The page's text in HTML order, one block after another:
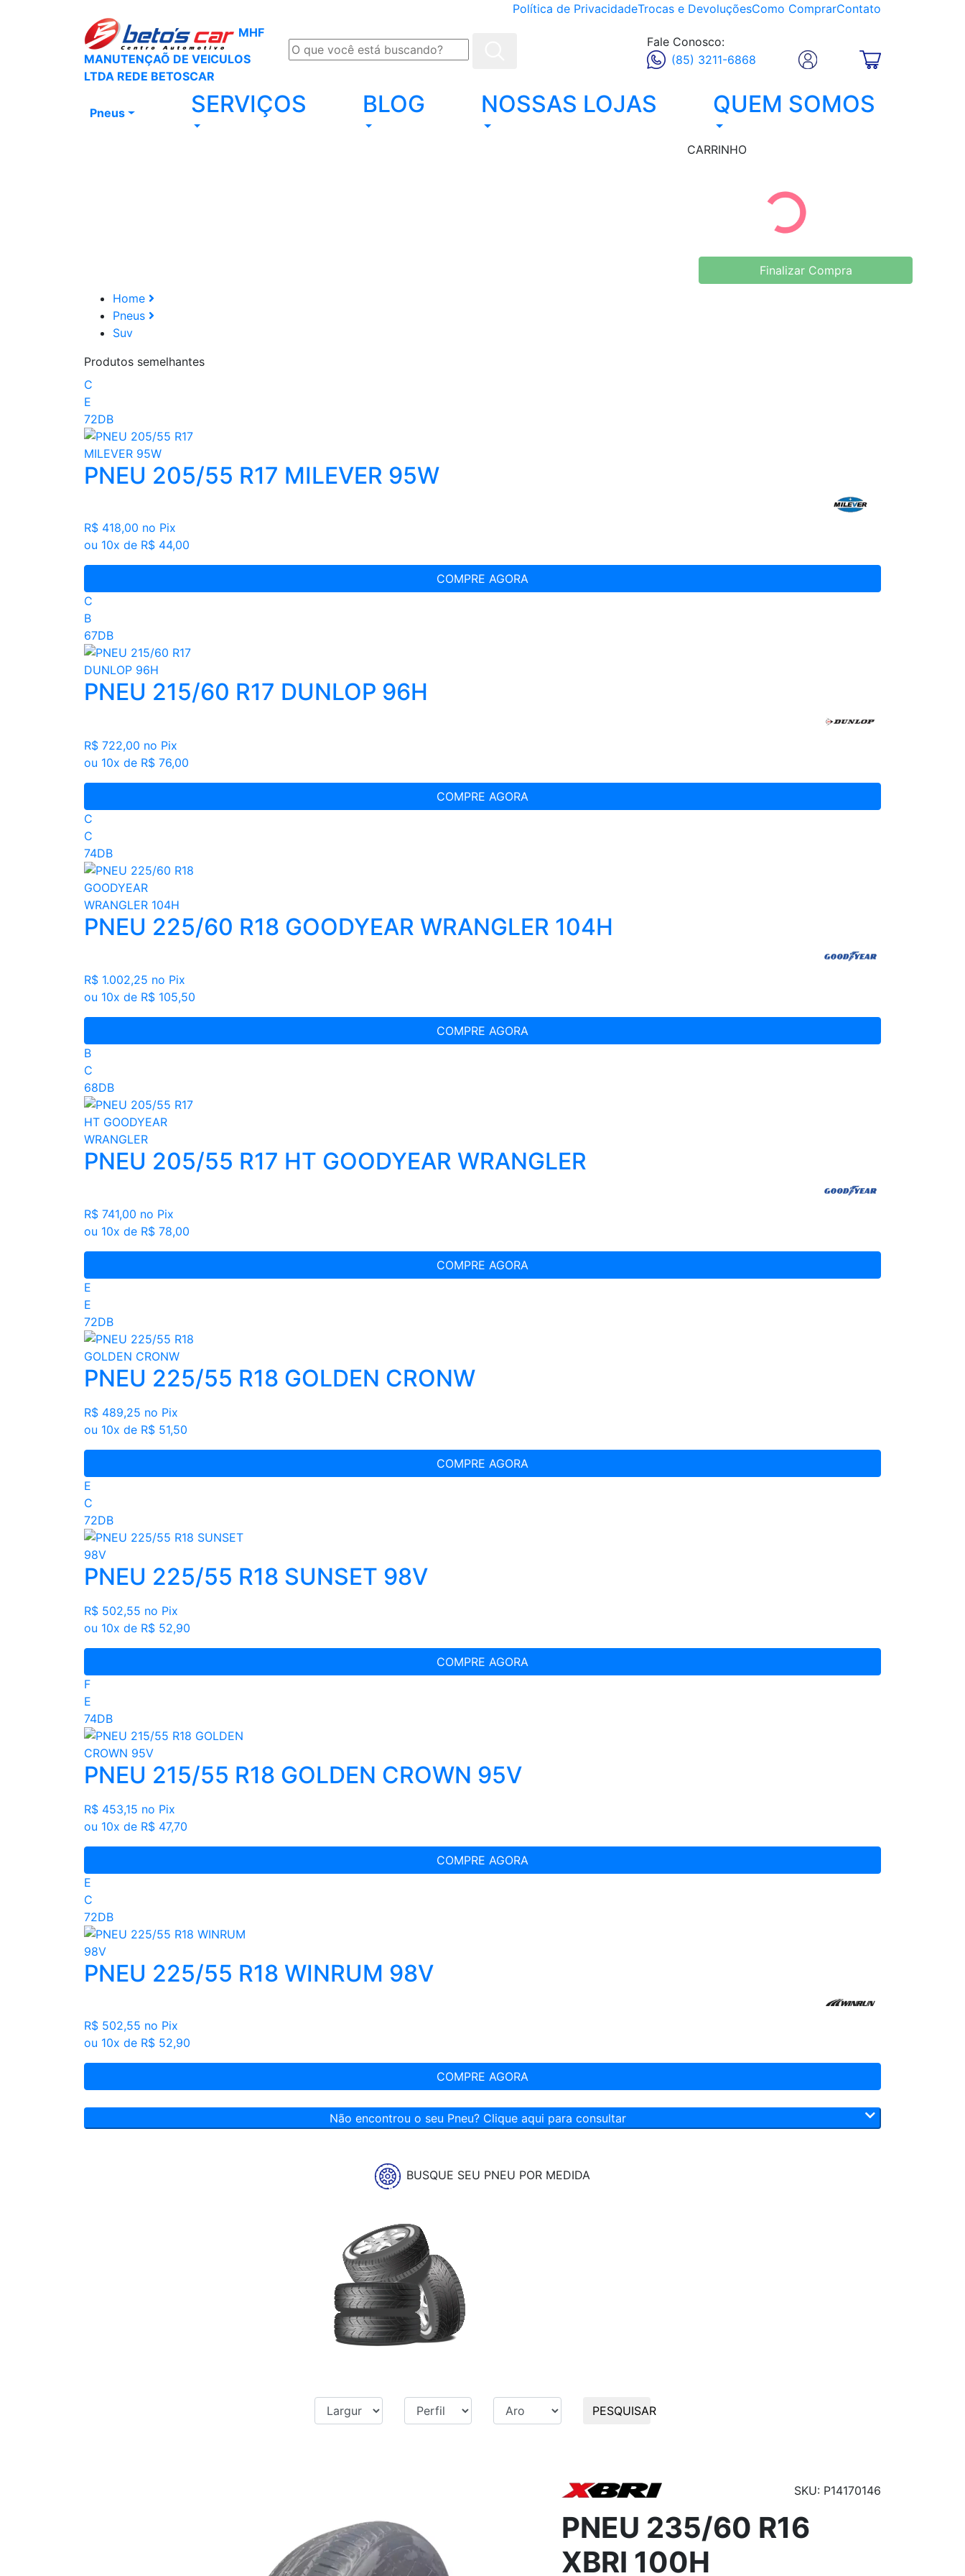
Política de PrivacidadeTrocas e DevoluçõesComo ComprarContato
MHF
MANUTENÇAÕ DE VEICULOS
LTDA REDE BETOSCAR
Fale Conosco:
(85) 3211-6868
Pneus SERVIÇOS BLOG NOSSAS LOJAS QUEM SOMOS
CARRINHO
Finalizar Compra
Home
Pneus
Suv
Produtos semelhantes
C
E
72DB
PNEU 205/55 R17 MILEVER 95W
R$ 418,00 no Pix
ou 10x de R$ 44,00
COMPRE AGORA
C
B
67DB
PNEU 215/60 R17 DUNLOP 96H
R$ 722,00 no Pix
ou 10x de R$ 76,00
COMPRE AGORA
C
C
74DB
PNEU 225/60 R18 GOODYEAR WRANGLER 104H
R$ 1.002,25 no Pix
ou 10x de R$ 105,50
COMPRE AGORA
B
C
68DB
PNEU 205/55 R17 HT GOODYEAR WRANGLER
R$ 741,00 no Pix
ou 10x de R$ 78,00
COMPRE AGORA
E
E
72DB
PNEU 225/55 R18 GOLDEN CRONW
R$ 489,25 no Pix
ou 10x de R$ 51,50
COMPRE AGORA
E
C
72DB
PNEU 225/55 R18 SUNSET 98V
R$ 502,55 no Pix
ou 10x de R$ 52,90
COMPRE AGORA
F
E
74DB
PNEU 215/55 R18 GOLDEN CROWN 95V
R$ 453,15 no Pix
ou 10x de R$ 47,70
COMPRE AGORA
E
C
72DB
PNEU 225/55 R18 WINRUM 98V
R$ 502,55 no Pix
ou 10x de R$ 52,90
COMPRE AGORA
Não encontrou o seu Pneu? Clique aqui para consultar
BUSQUE SEU PNEU POR MEDIDA
PESQUISAR
SKU: P14170146
PNEU 235/60 R16
XBRI 100H